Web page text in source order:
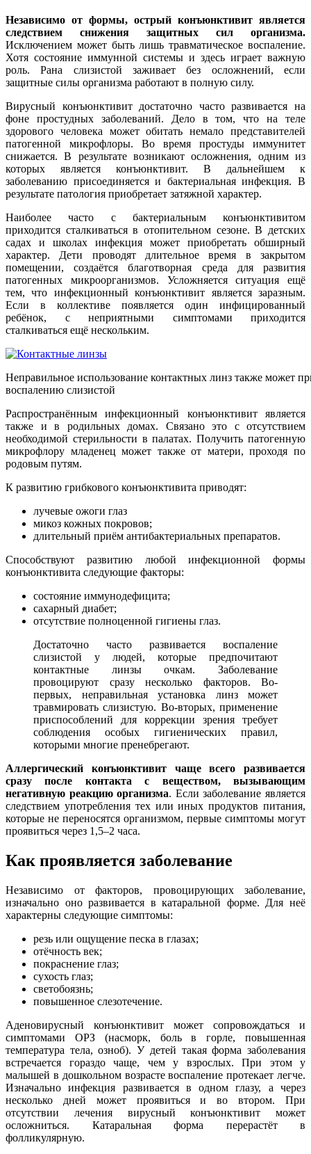
Независимо от формы, острый конъюнктивит является
следствием снижения защитных сил организма.
Исключением может быть лишь травматическое воспаление.
Хотя состояние иммунной системы и здесь играет важную
роль. Рана слизистой заживает без осложнений, если
защитные силы организма работают в полную силу.
Вирусный конъюнктивит достаточно часто развивается на
фоне простудных заболеваний. Дело в том, что на теле
здорового человека может обитать немало представителей
патогенной микрофлоры. Во время простуды иммунитет
снижается. В результате возникают осложнения, одним из
которых является конъюнктивит. В дальнейшем к
заболеванию присоединяется и бактериальная инфекция. В
результате патология приобретает затяжной характер.
Наиболее часто с бактериальным конъюнктивитом
приходится сталкиваться в отопительном сезоне. В детских
садах и школах инфекция может приобретать обширный
характер. Дети проводят длительное время в закрытом
помещении, создаётся благотворная среда для развития
патогенных микроорганизмов. Усложняется ситуация ещё
тем, что инфекционный конъюнктивит является заразным.
Если в коллективе появляется один инфицированный
ребёнок, с неприятными симптомами приходится
сталкиваться ещё нескольким.
Неправильное использование контактных линз также может
воспалению слизистой
Распространённым инфекционный конъюнктивит является
также и в родильных домах. Связано это с отсутствием
необходимой стерильности в палатах. Получить патогенную
микрофлору младенец может также от матери, проходя по
родовым путям.
К развитию грибкового конъюнктивита приводят:
лучевые ожоги глаз
микоз кожных покровов;
длительный приём антибактериальных препаратов.
Способствуют развитию любой инфекционной формы
конъюнктивита следующие факторы:
состояние иммунодефицита;
сахарный диабет;
отсутствие полноценной гигиены глаз.
Достаточно часто развивается воспаление
слизистой у людей, которые предпочитают
контактные линзы очкам. Заболевание
провоцируют сразу несколько факторов. Во-
первых, неправильная установка линз может
травмировать слизистую. Во-вторых, применение
приспособлений для коррекции зрения требует
соблюдения особых гигиенических правил,
которыми многие пренебрегают.
Аллергический конъюнктивит чаще всего развивается
сразу после контакта с веществом, вызывающим
негативную реакцию организма. Если заболевание является
следствием употребления тех или иных продуктов питания,
которые не переносятся организмом, первые симптомы могут
проявиться через 1,5–2 часа.
Как проявляется заболевание
Независимо от факторов, провоцирующих заболевание,
изначально оно развивается в катаральной форме. Для неё
характерны следующие симптомы:
резь или ощущение песка в глазах;
отёчность век;
покраснение глаз;
сухость глаз;
светобоязнь;
повышенное слезотечение.
Аденовирусный конъюнктивит может сопровождаться и
симптомами ОРЗ (насморк, боль в горле, повышенная
температура тела, озноб). У детей такая форма заболевания
встречается гораздо чаще, чем у взрослых. При этом у
малышей в дошкольном возрасте воспаление протекает легче.
Изначально инфекция развивается в одном глазу, а через
несколько дней может проявиться и во втором. При
отсутствии лечения вирусный конъюнктивит может
осложниться. Катаральная форма перерастёт в
фолликулярную.